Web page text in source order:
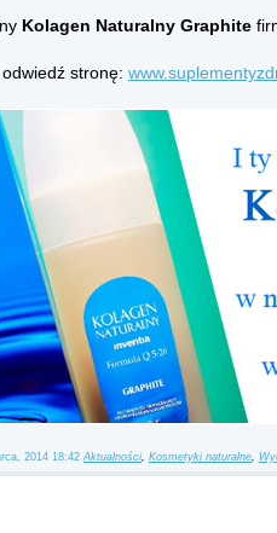
Kolagen Naturalny Graphite
stronę:
2014 18:42 Aktualności Kosmetyki naturalne